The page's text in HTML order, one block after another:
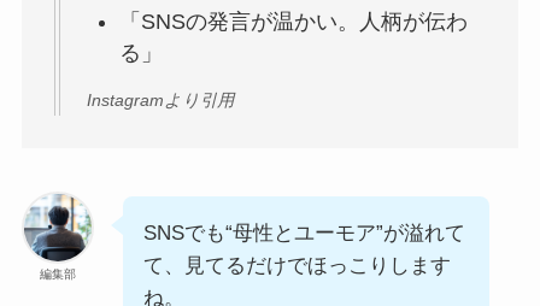
「SNSの発言が温かい。人柄が伝わ
る」
Instagramより引用
編集部
SNSでも“母性とユーモア”が溢れて
て、見てるだけでほっこりします
ね。